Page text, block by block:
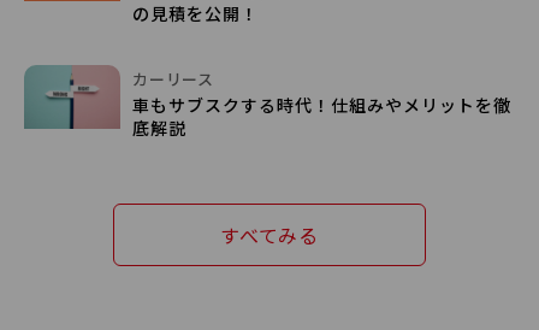
の見積を公開！
カーリース
車もサブスクする時代！仕組みやメリットを徹
底解説
すべてみる